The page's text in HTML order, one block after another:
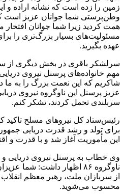
زمین را زده است که نشانه اراده و
وطن‌پرستی شما جوانان عزیز است
همت کردید زیرا شما جوانان افتخار
مسئولیت‌های بسیار بزرگ‌تری را
عهده بگیرید.
سرلشکر باقری در بخش دیگری از
مهم خانواده‌های پرسنل نیروی
شاکریم که این نعمت بزرگ را به ما
سربلندی تحمل کردند، تشکر کنم.
رئیس‌ستاد کل نیروهای مسلح تاکید
برای تولد و رشد قدرت دریایی
این مأموریت آغاز شد و با قدرت و
وی خطاب به پرسنل نیروی دریایی
ناوگروه ۸۶ اظهار داشت: شما
از سربازان ملت، رهبر معظم
محسوب می‌شوید.